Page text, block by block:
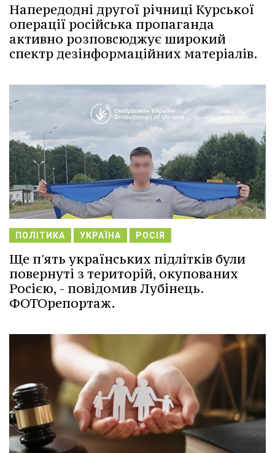
Напередодні другої річниці Курської
операції російська пропаганда
активно розповсюджує широкий
спектр дезінформаційних матеріалів.
ПОЛІТИКА УКРАЇНА РОСІЯ
Ще п'ять українських підлітків були
повернуті з територій, окупованих
Росією, - повідомив Лубінець.
ФОТОрепортаж.